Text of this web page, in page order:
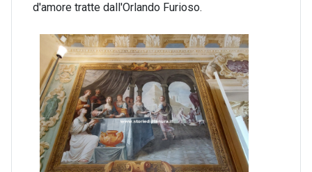
d'amore tratte dall'Orlando Furioso.